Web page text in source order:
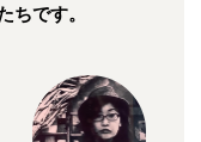
ちです。